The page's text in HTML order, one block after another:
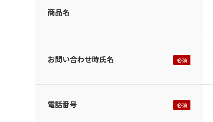
商品名
お問い合わせ時氏名
電話番号